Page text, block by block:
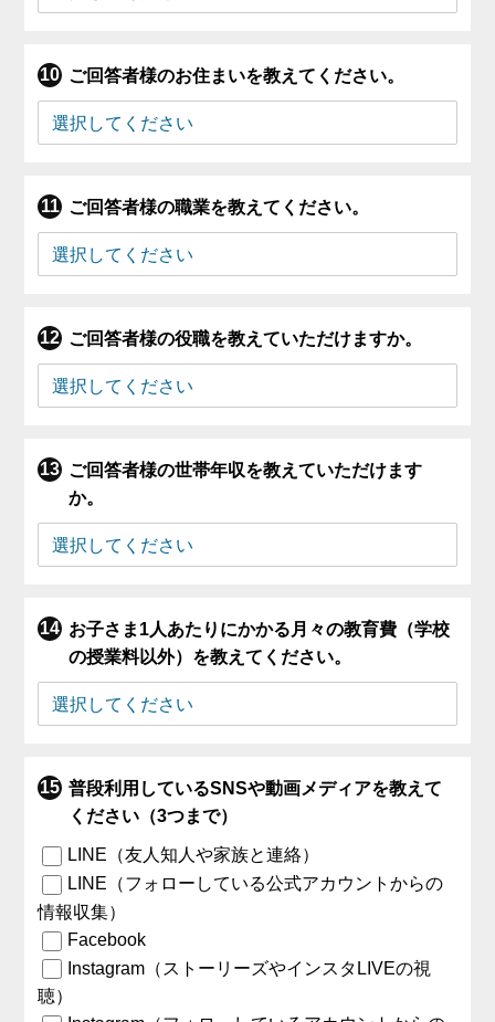
ご回答者様のお住まいを教えてください。
ご回答者様の職業を教えてください。
ご回答者様の役職を教えていただけますか。
ご回答者様の世帯年収を教えていただけます
か。
お子さま1人あたりにかかる月々の教育費（学校
の授業料以外）を教えてください。
普段利用しているSNSや動画メディアを教えて
ください（3つまで）
LINE（友人知人や家族と連絡）
LINE（フォローしている公式アカウントからの
情報収集）
Facebook
Instagram（ストーリーズやインスタLIVEの視
聴）